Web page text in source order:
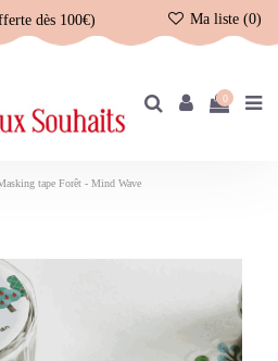
dès 100€) Ma liste (0)
0
tape Forêt - Mind Wave